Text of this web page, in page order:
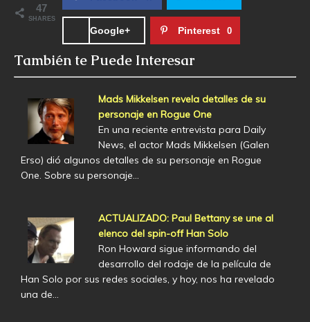
47
SHARES
Google+ Pinterest 0
También te Puede Interesar
Mads Mikkelsen revela detalles de su
personaje en Rogue One
En una reciente entrevista para Daily
News, el actor Mads Mikkelsen (Galen
Erso) dió algunos detalles de su personaje en Rogue
One. Sobre su personaje…
ACTUALIZADO: Paul Bettany se une al
elenco del spin-off Han Solo
Ron Howard sigue informando del
desarrollo del rodaje de la película de
Han Solo por sus redes sociales, y hoy, nos ha revelado
una de…